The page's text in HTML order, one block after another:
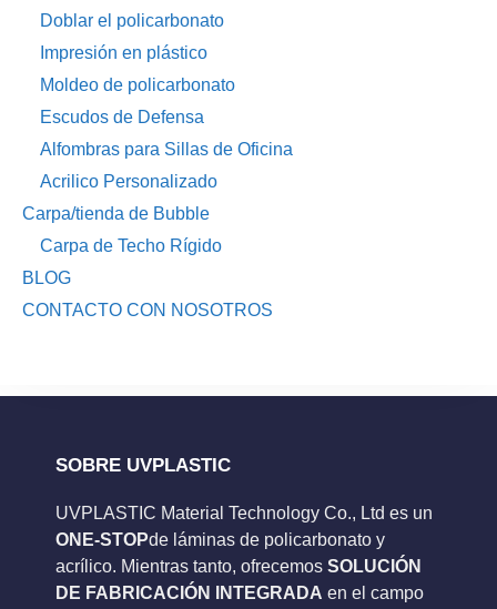
Doblar el policarbonato
Impresión en plástico
Moldeo de policarbonato
Escudos de Defensa
Alfombras para Sillas de Oficina
Acrilico Personalizado
Carpa/tienda de Bubble
Carpa de Techo Rígido
BLOG
CONTACTO CON NOSOTROS
SOBRE UVPLASTIC
UVPLASTIC Material Technology Co., Ltd es un
ONE-STOPde láminas de policarbonato y
acrílico. Mientras tanto, ofrecemos SOLUCIÓN
DE FABRICACIÓN INTEGRADA en el campo